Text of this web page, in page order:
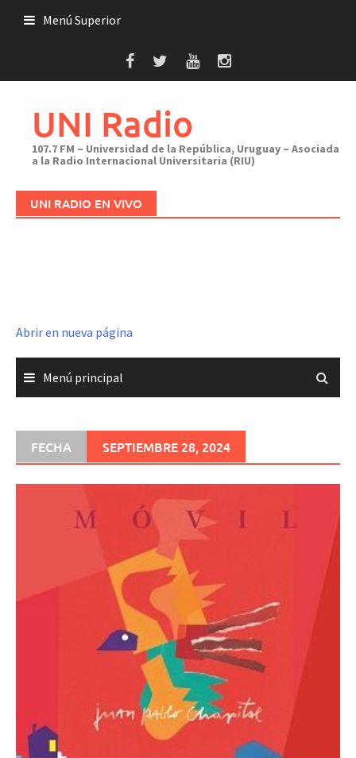
Menú Superior
UNI Radio
107.7 FM – Universidad de la República, Uruguay – Asociada
a la Radio Internacional Universitaria (RIU)
UNI RADIO EN VIVO
Abrir en nueva página
Menú principal
FECHA SEPTIEMBRE 28, 2024